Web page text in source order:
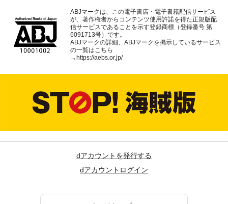
ABJマークは、この電子書店・電子書籍配信サービス
が、著作権者からコンテンツ使用許諾を得た正規版配
信サービスであることを示す登録商標（登録番号 第
6091713号）です。
ABJマークの詳細、ABJマークを掲示しているサービス
の一覧はこちら
→ https://aebs.or.jp/
dアカウントを発行する
dアカウントログイン